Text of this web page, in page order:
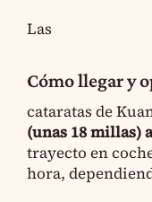
Las
Cómo llegar y
cataratas de
(unas 18 millas)
trayecto en
hora,